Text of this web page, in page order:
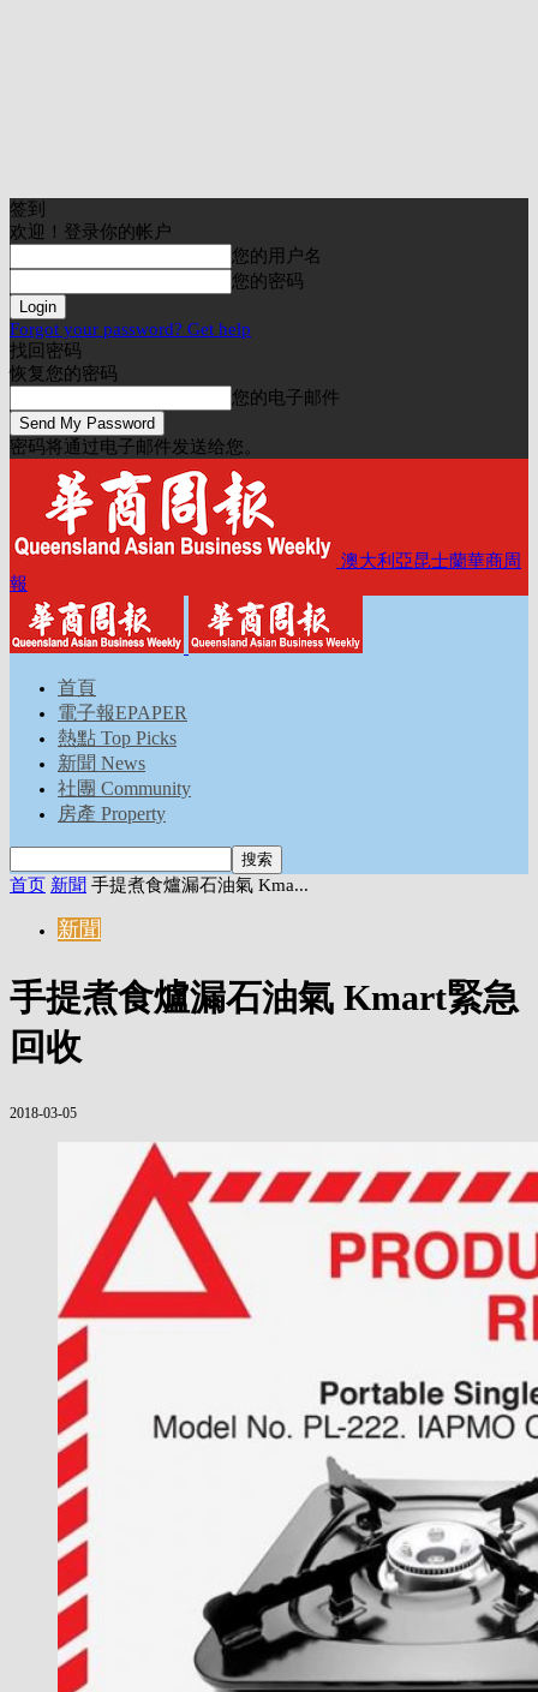
签到
欢迎！登录你的帐户
您的用户名
您的密码
Forgot your password? Get help
找回密码
恢复您的密码
您的电子邮件
密码将通过电子邮件发送给您。
澳大利亞昆士蘭華商周
報
首頁
電子報EPAPER
熱點 Top Picks
新聞 News
社團 Community
房產 Property
首页 新聞 手提煮食爐漏石油氣 Kma...
新聞
手提煮食爐漏石油氣 Kmart緊急
回收
2018-03-05